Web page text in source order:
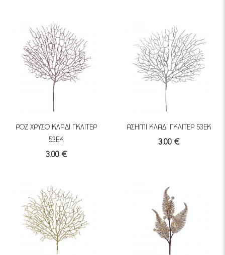
ΡΟΖ ΧΡΥΣΟ ΚΛΑΔΙ ΓΚΛΙΤΕΡ
53ΕΚ
3.00 €
ΑΣΗΜΙ ΚΛΑΔΙ ΓΚΛΙΤΕΡ 53ΕΚ
3.00 €